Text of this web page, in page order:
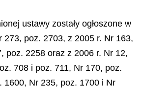
ustawy zostały ogłoszone w
273, poz. 2703, z 2005 r. Nr 163,
poz. 2258 oraz z 2006 r. Nr 12,
708 i poz. 711, Nr 170, poz.
1600, Nr 235, poz. 1700 i Nr